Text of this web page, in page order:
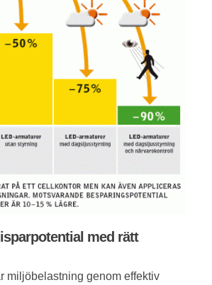
med rätt
miljöbelastning genom effektiv